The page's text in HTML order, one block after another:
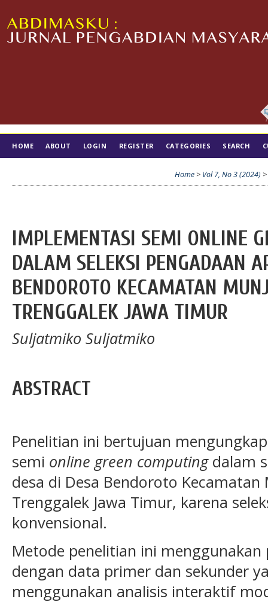
HOME ABOUT LOGIN REGISTER CATEGORIES SEARCH
Home > Vol 7, No 3 (2024) >
IMPLEMENTASI SEMI ONLINE
DALAM SELEKSI PENGADAAN
BENDOROTO KECAMATAN
TRENGGALEK JAWA TIMUR
Suljatmiko Suljatmiko
ABSTRACT
Penelitian ini bertujuan
semi online green computingdalam
desa di Desa Bendoroto
Trenggalek Jawa Timur, karena
konvensional.
Metode penelitian ini
dengan data primer dan sekunder
menggunakan analisis interaktif